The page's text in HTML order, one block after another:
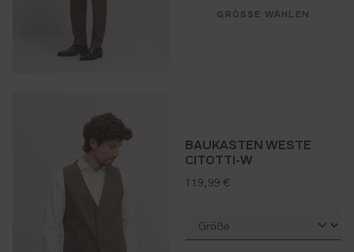
GRÖSSE WÄHLEN
BAUKASTEN WESTE
CITOTTI-W
regulärer preis:
119,99 €